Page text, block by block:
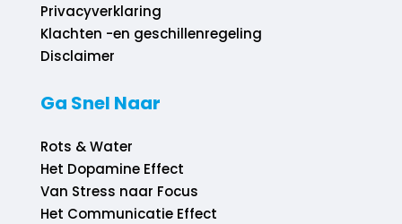
Privacyverklaring
Klachten -en geschillenregeling
Disclaimer
Ga Snel Naar
Rots & Water
Het Dopamine Effect
Van Stress naar Focus
Het Communicatie Effect